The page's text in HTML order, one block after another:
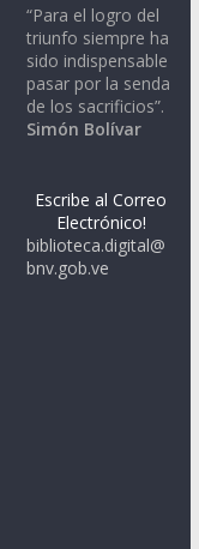
“Para el logro del
triunfo siempre ha
sido indispensable
pasar por la senda
de los sacrificios”.
Simón Bolívar
Escribe al Correo
Electrónico!
biblioteca.digital@
bnv.gob.ve